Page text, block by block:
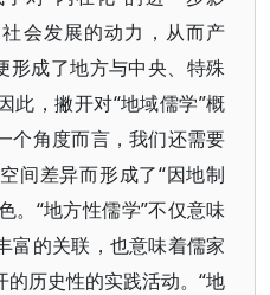
会发展的动力，从而产
形成了地方与中央、特殊
此，撇开对“地域儒学”概
个角度而言，我们还需要
间差异而形成了“因地制
。“地方性儒学”不仅意味
富的关联，也意味着儒家
历史性的实践活动。“地